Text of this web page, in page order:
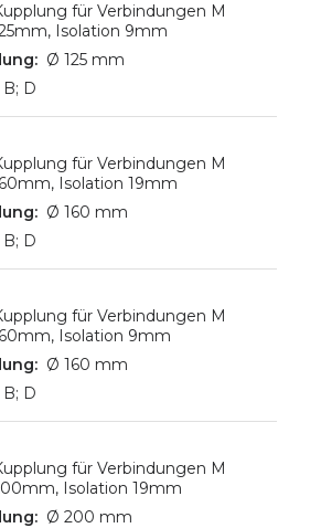
für Verbindungen M
Isolation 9mm
Ø 125 mm
B; D
für Verbindungen M
Isolation 19mm
Ø 160 mm
B; D
für Verbindungen M
Isolation 9mm
Ø 160 mm
B; D
für Verbindungen M
Isolation 19mm
Ø 200 mm